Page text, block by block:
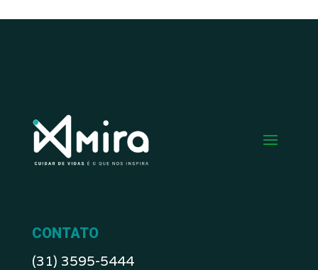
CONTATO
(31) 3595-5444